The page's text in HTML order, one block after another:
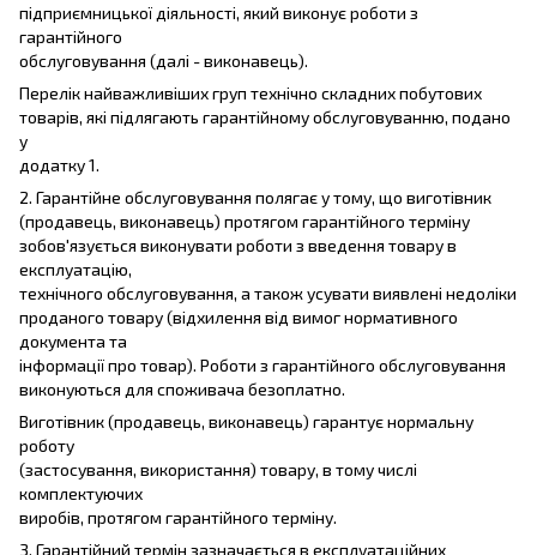
підприємницької діяльності, який виконує роботи з
гарантійного
обслуговування (далі - виконавець).
Перелік найважливіших груп технічно складних побутових
товарів, які підлягають гарантійному обслуговуванню, подано
у
додатку 1.
2. Гарантійне обслуговування полягає у тому, що виготівник
(продавець, виконавець) протягом гарантійного терміну
зобов'язується виконувати роботи з введення товару в
експлуатацію,
технічного обслуговування, а також усувати виявлені недоліки
проданого товару (відхилення від вимог нормативного
документа та
інформації про товар). Роботи з гарантійного обслуговування
виконуються для споживача безоплатно.
Виготівник (продавець, виконавець) гарантує нормальну
роботу
(застосування, використання) товару, в тому числі
комплектуючих
виробів, протягом гарантійного терміну.
3. Гарантійний термін зазначається в експлуатаційних